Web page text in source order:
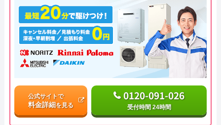
公式サイトで
料金詳細を見る
0120-091-026
受付時間 24時間